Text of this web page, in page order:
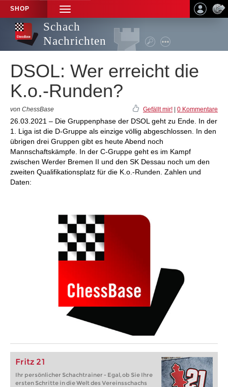
SHOP
TOGGLE
NAVIGATION
Schach
Nachrichten
DSOL: Wer erreicht die
K.o.-Runden?
von ChessBase Gefällt mir! 0 Kommentare
26.03.2021 – Die Gruppenphase der DSOL geht zu Ende. In der
1. Liga ist die D-Gruppe als einzige völlig abgeschlossen. In den
übrigen drei Gruppen gibt es heute Abend noch
Mannschaftskämpfe. In der C-Gruppe geht es im Kampf
zwischen Werder Bremen II und den SK Dessau noch um den
zweiten Qualifikationsplatz für die K.o.-Runden. Zahlen und
Daten:
Fritz 21
Ihr persönlicher Schachtrainer - Egal, ob Sie Ihre
ersten Schritte in die Welt des Vereinsschachs